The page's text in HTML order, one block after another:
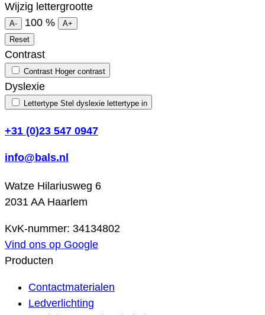
Wijzig lettergrootte
A- 100 %
A+
Reset
Contrast
Contrast Hoger contrast
Dyslexie
Lettertype Stel dyslexie lettertype in
+31 (0)23 547 0947
info@bals.nl
Watze Hilariusweg 6
2031 AA Haarlem
KvK-nummer: 34134802
Vind ons op Google
Producten
Contactmaterialen
Ledverlichting